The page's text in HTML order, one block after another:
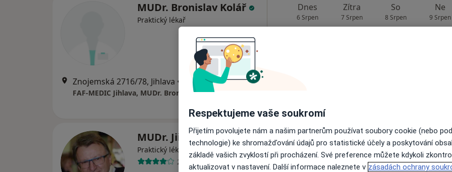
MUDr. Bronislav Kolář
Praktický lékař
Znojemská 2716/78, Jihlava • Mapa
FAF-MEDIC Jihlava, MUDr. Bronislav Kolář
Dnes
6 Srpen
Zítra
7 Srpen
So
8 Srpen
Ne
9 Srpen
MUDr. Jiří Havránek
Praktický lékař
20 názorů
Dnes
6 Srpen
Zítra
7 Srpen
So
8 Srpen
Ne
9 Srpen
Respektujeme vaše soukromí
Přijetím povolujete nám a našim partnerům používat soubory cookie (nebo
technologie) ke shromažďování údajů pro statistické účely a poskytování
základě vašich zvyklostí při procházení. Své preference můžete kdykoli
aktualizovat v nastavení. Další informace naleznete v zásadách ochrany